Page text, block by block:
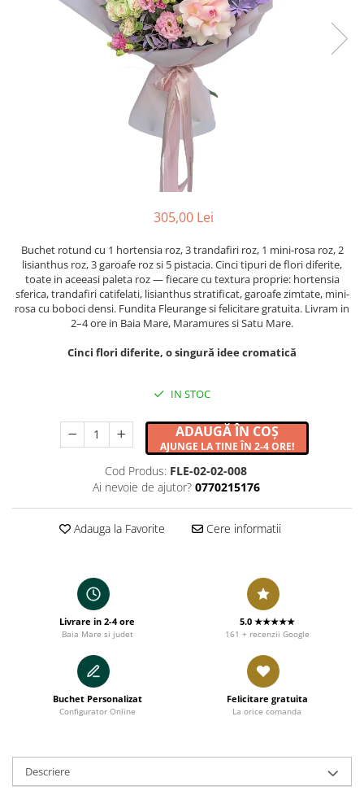
305,00 Lei
Buchet rotund cu 1 hortensia roz, 3 trandafiri roz, 1 mini-rosa roz, 2
lisianthus roz, 3 garoafe roz si 5 pistacia. Cinci tipuri de flori diferite,
toate in aceeasi paleta roz — fiecare cu textura proprie: hortensia
sferica, trandafiri catifelati, lisianthus stratificat, garoafe zimtate, mini-
rosa cu boboci densi. Fundita Fleurange si felicitare gratuita. Livram in
2–4 ore in Baia Mare, Maramures si Satu Mare.
Cinci flori diferite, o singură idee cromatică
IN STOC
ADAUGĂ ÎN COȘ
AJUNGE LA TINE ÎN 2-4 ORE!
Cod Produs: FLE-02-02-008
Ai nevoie de ajutor? 0770215176
Adauga la Favorite Cere informatii
Livrare in 2-4 ore
Baia Mare si judet
5.0 ★★★★★
161 + recenzii Google
Buchet Personalizat
Configurator Online
Felicitare gratuita
La orice comanda
Descriere